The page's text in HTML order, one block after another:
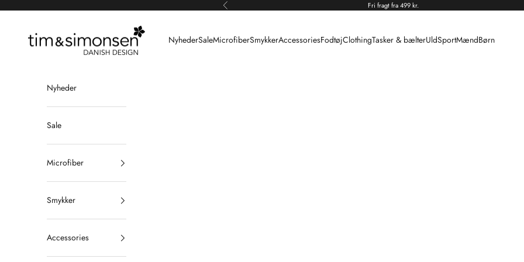
Forrige Fri fragt fra 499 kr.
Tim & Simonsen
NyhederSaleMicrofiberSmykkerAccessoriesFodtøjClothingTasker & bælterUldSportMændBørn
Nyheder
Sale
Microfiber
Smykker
Accessories